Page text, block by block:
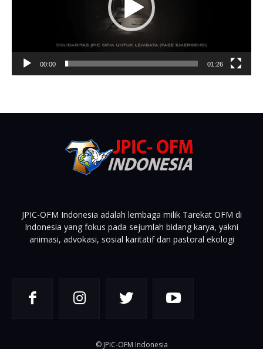
00:00 01:26
JPIC-OFM Indonesia adalah lembaga milik Tarekat OFM di
Indonesia yang fokus pada sejumlah bidang karya, yakni
animasi, advokasi, sosial karitatif dan pastoral ekologi
© JPIC-OFM Indonesia